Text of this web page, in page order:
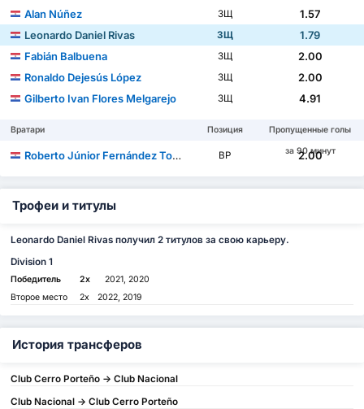
Alan Núñez
ЗЩ
1.57
Leonardo Daniel Rivas
ЗЩ
1.79
Fabián Balbuena
ЗЩ
2.00
Ronaldo Dejesús López
ЗЩ
2.00
Gilberto Ivan Flores Melgarejo
ЗЩ 4.91
Вратари Позиция
Пропущенные голы
за 90 минут
Roberto Júnior Fernández Torres ВР 2.00
Трофеи и титулы
Leonardo Daniel Rivas получил 2 титулов за свою карьеру.
Division 1
Победитель 2x
2021, 2020
Второе место
2x 2022, 2019
История трансферов
Club Cerro Porteño -> Club Nacional
Club Nacional -> Club Cerro Porteño